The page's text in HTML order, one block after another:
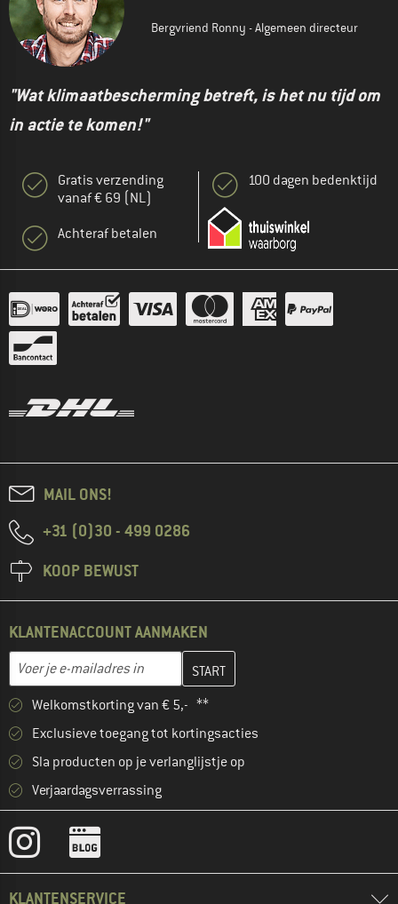
Bergvriend Ronny - Algemeen directeur
"Wat klimaatbescherming betreft, is het nu tijd om
in actie te komen!"
Gratis verzending
vanaf € 69 (NL)
Achteraf betalen
100 dagen bedenktijd
MAIL ONS!
+31 (0)30 - 499 0286
KOOP BEWUST
KLANTENACCOUNT AANMAKEN
E-mailadres
Vul je e-mailadres hier in en maak in de volgende stap je
Welkomstkorting van € 5,- **
Exclusieve toegang tot kortingsacties
Sla producten op je verlanglijstje op
Verjaardagsverrassing
KLANTENSERVICE